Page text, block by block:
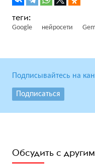
Google нейросети
Подписывайтесь на
Подписаться
Обсудить с